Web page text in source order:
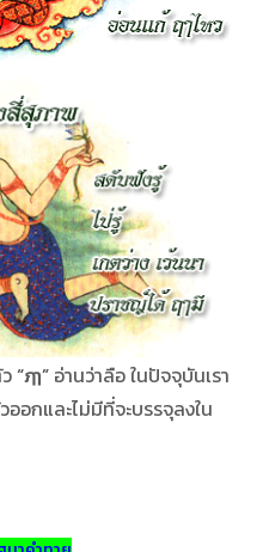
“ฦๅ” อ่านว่าลือ ในปัจจุบันเรา
อกและไม่มีที่จะบรรจุลงใน